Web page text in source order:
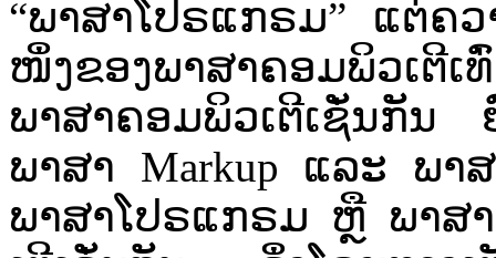
“​ພາສາ​ໂປຣ​ແກຣມ”​ ແຕ່​ຄ
ໜຶ່ງ​ຂອງ​ພາສາ​ຄອມພິວເຕີ​
ພາສາ​ຄອມພິວເຕີ​ເຊັ່ນ​ກັນ​
ພາສາ​ Markup ​ແລະ ​ພາ
ພາສາ​ໂປຣ​ແກຣມ​ ຫຼື​ ພາສ